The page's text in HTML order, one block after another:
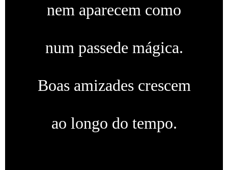
nem aparecem como
num passede mágica.
Boas amizades crescem
ao longo do tempo.